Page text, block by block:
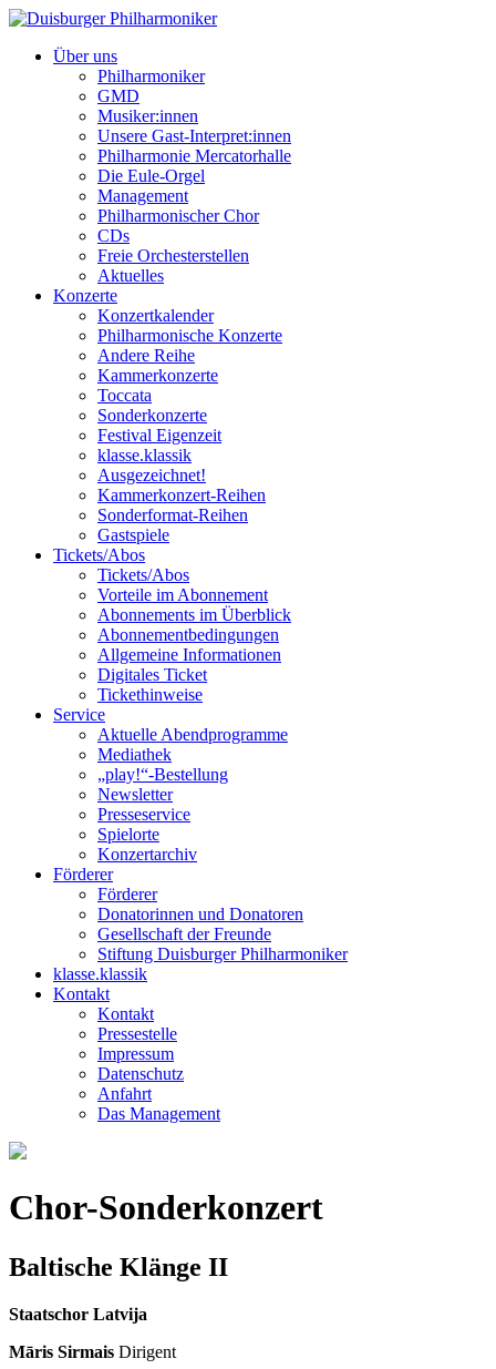
Über uns
Philharmoniker
GMD
Musiker:innen
Unsere Gast-Interpret:innen
Philharmonie Mercatorhalle
Die Eule-Orgel
Management
Philharmonischer Chor
CDs
Freie Orchesterstellen
Aktuelles
Konzerte
Konzertkalender
Philharmonische Konzerte
Andere Reihe
Kammerkonzerte
Toccata
Sonderkonzerte
Festival Eigenzeit
klasse.klassik
Ausgezeichnet!
Kammerkonzert-Reihen
Sonderformat-Reihen
Gastspiele
Tickets/Abos
Tickets/Abos
Vorteile im Abonnement
Abonnements im Überblick
Abonnement­bedingungen
Allgemeine Informationen
Digitales Ticket
Ticket­hinweise
Service
Aktuelle Abendprogramme
Mediathek
„play!“-Bestellung
Newsletter
Presseservice
Spielorte
Konzertarchiv
Förderer
Förderer
Donatorinnen und Donatoren
Gesellschaft der Freunde
Stiftung Duisburger Philharmoniker
klasse.klassik
Kontakt
Kontakt
Pressestelle
Impressum
Datenschutz
Anfahrt
Das Management
Chor-Sonderkonzert
Baltische Klänge II
Staatschor Latvija
Māris Sirmais Dirigent